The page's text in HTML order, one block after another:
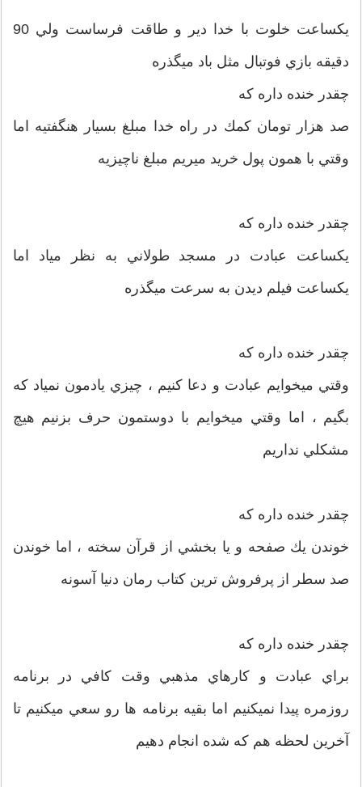
يكساعت خلوت با خدا دير و طاقت فرساست ولي 90
دقيقه بازي فوتبال مثل باد ميگذره
چقدر خنده داره كه
صد هزار تومان كمك در راه خدا مبلغ بسيار هنگفتيه اما
وقتي با همون پول خريد ميريم مبلغ ناچيزيه
چقدر خنده داره كه
يكساعت عبادت در مسجد طولاني به نظر مياد اما
يكساعت فيلم ديدن به سرعت ميگذره
چقدر خنده داره كه
وقتي ميخوايم عبادت و دعا كنيم ، چيزي يادمون نمياد كه
بگيم ، اما وقتي ميخوايم با دوستمون حرف بزنيم هيچ
مشكلي نداريم
چقدر خنده داره كه
خوندن يك صفحه و يا بخشي از قرآن سخته ، اما خوندن
صد سطر از پرفروش ترين كتاب رمان دنيا آسونه
چقدر خنده داره كه
براي عبادت و كارهاي مذهبي وقت كافي در برنامه
روزمره پيدا نميكنيم اما بقيه برنامه ها رو سعي ميكنيم تا
آخرين لحظه هم كه شده انجام دهيم